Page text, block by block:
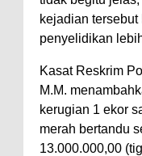
kejadian
penyelidikan
Kasat Reskrim
M.M.
kerugian 1 ekor
merah bertandu
13.000.000,00